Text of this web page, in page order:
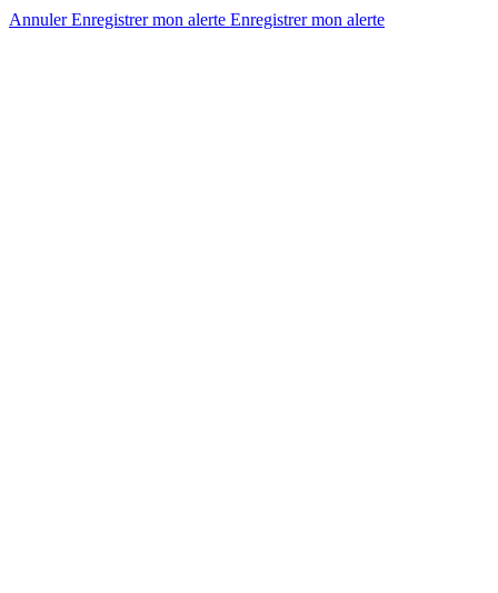
AnnulerEnregistrer mon alerte Enregistrermon alerte